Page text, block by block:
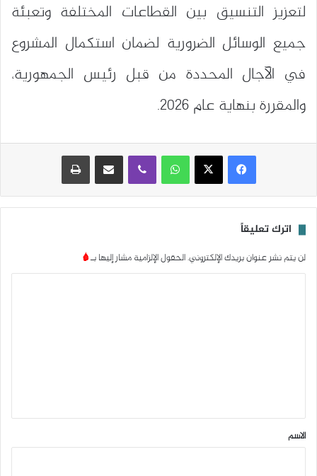
لتعزيز التنسيق بين القطاعات المختلفة وتعبئة
جميع الوسائل الضرورية لضمان استكمال المشروع
في الآجال المحددة من قبل رئيس الجمهورية،
والمقررة بنهاية عام 2026.
واتساب مشاركة عبر البريد
اترك تعليقاً
لن يتم نشر عنوان بريدك الإلكتروني.الحقول الإلزامية مشار إليها بـ*
*
الاسم